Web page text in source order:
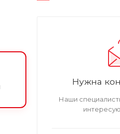
Нужна
Наши